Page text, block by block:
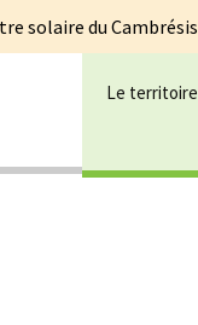
solaire du Cambrésis
Le territoire